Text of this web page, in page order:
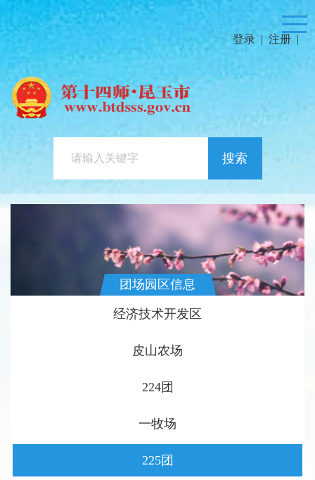
登录 | 注册 |
搜索
团场园区信息
经济技术开发区
皮山农场
224团
一牧场
225团